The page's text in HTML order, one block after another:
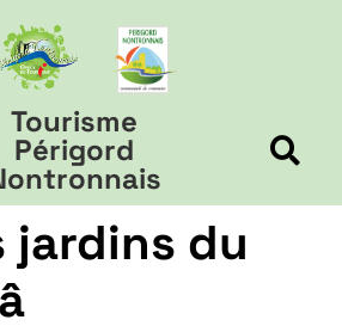
Tourisme
Périgord
jardins du